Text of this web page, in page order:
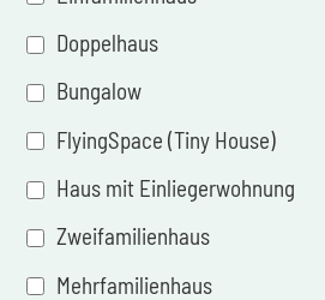
Doppelhaus
Bungalow
FlyingSpace (Tiny House)
Haus mit Einliegerwohnung
Zweifamilienhaus
Mehrfamilienhaus